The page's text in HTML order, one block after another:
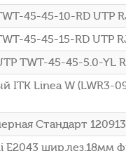
45-45-10-RD UTP
45-45-15-RD UTP
TWT-45-45-5.0-YL
Linea W (LWR3-
Стандарт
шир.лез.18мм